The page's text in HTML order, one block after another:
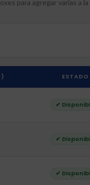
para agregar varias a la
ESTADO
✔
✔
✔